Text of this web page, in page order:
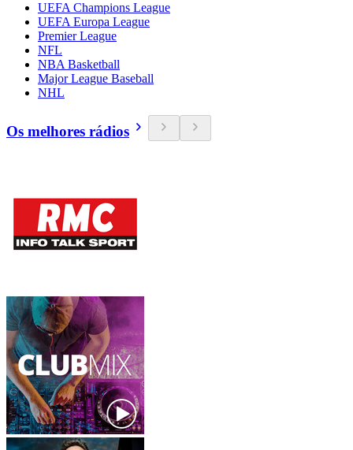
UEFA Champions League
UEFA Europa League
Premier League
NFL
NBA Basketball
Major League Baseball
NHL
Os melhores rádios